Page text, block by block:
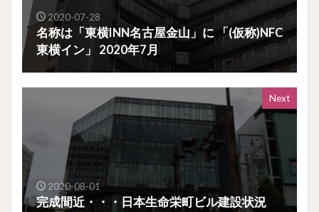
2020-07-28
名称は「東横INN名古屋金山」に 「(仮称)NFC
東横イン」 2020年7月
Next
2020-08-01
完成間近・・・日本生命栄町ビル建設状況